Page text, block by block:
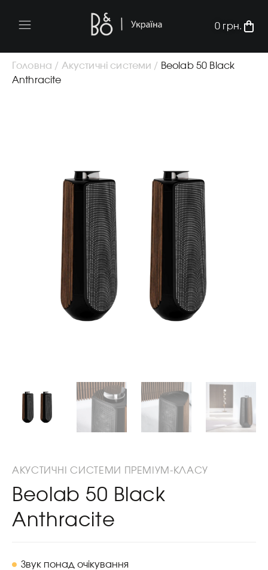
0 грн.
Головна / Акустичні системи / Beolab 50 Black
Anthracite
АКУСТИЧНІ СИСТЕМИ ПРЕМІУМ-КЛАСУ
Beolab 50 Black
Anthracite
Звук понад очікування